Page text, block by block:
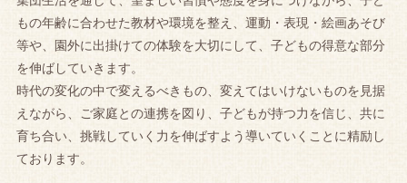
もの年齢に合わせた教材や環境を整え、運動・表現・絵画あそび
等や、園外に出掛けての体験を大切にして、子どもの得意な部分
を伸ばしていきます。
時代の変化の中で変えるべきもの、変えてはいけないものを見据
えながら、ご家庭との連携を図り、子どもが持つ力を信じ、共に
育ち合い、挑戦していく力を伸ばすよう導いていくことに精励し
ております。